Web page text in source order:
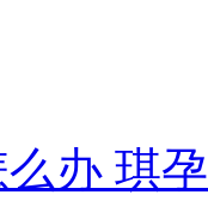
办 琪